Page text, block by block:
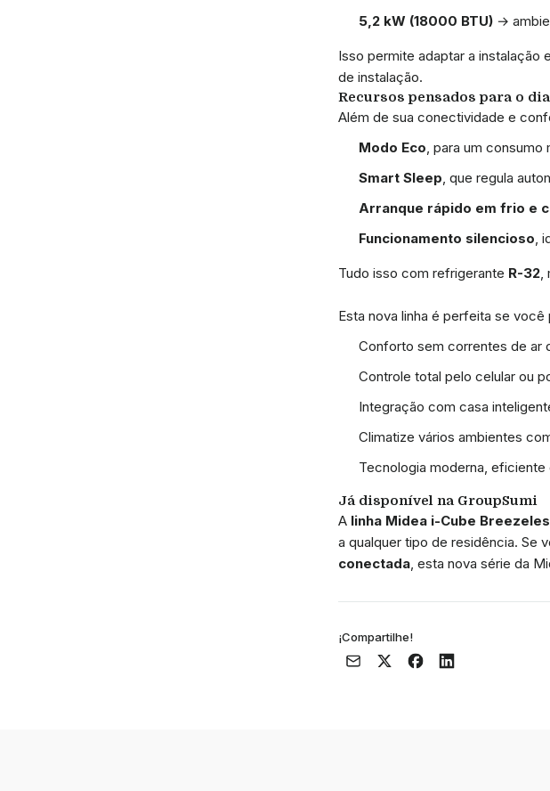
5,2 kW (18000 BTU)→
Isso permite adaptar a
de instalação.
Recursos pensados para o
Além de sua conectividade e
Modo Eco, para um consumo
Smart Sleep, que regula
Arranque rápido em frio e
Funcionamento silencioso,
Tudo isso com refrigerante R-32,
Esta nova linha é perfeita se você
Conforto sem correntes de ar
Controle total pelo celular ou
Integração com casa
Climatize vários ambientes
Tecnologia moderna, eficiente
Já disponível na GroupSumi
A linha Midea i-Cube
a qualquer tipo de residência. Se
conectada, esta nova série da
¡Compartilhe!